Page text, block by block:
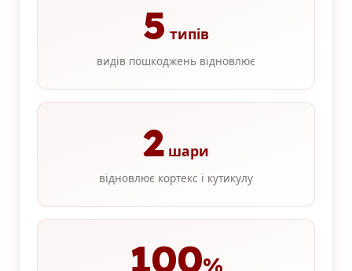
5 типів
видів пошкоджень відновлює
2 шари
відновлює кортекс і кутикулу
100%